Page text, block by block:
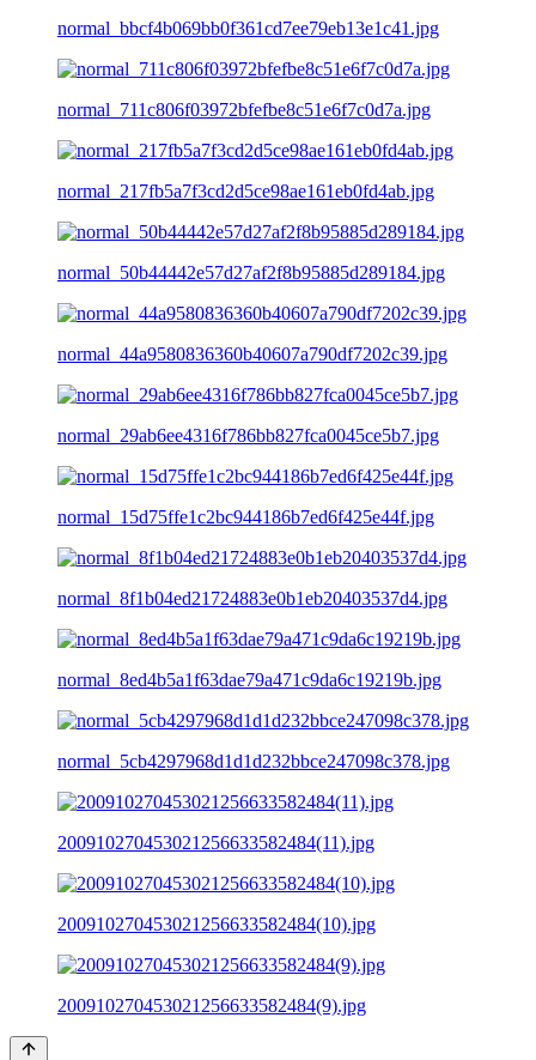
normal_bbcf4b069bb0f361cd7ee79eb13e1c41.jpg
normal_711c806f03972bfefbe8c51e6f7c0d7a.jpg
normal_217fb5a7f3cd2d5ce98ae161eb0fd4ab.jpg
normal_50b44442e57d27af2f8b95885d289184.jpg
normal_44a9580836360b40607a790df7202c39.jpg
normal_29ab6ee4316f786bb827fca0045ce5b7.jpg
normal_15d75ffe1c2bc944186b7ed6f425e44f.jpg
normal_8f1b04ed21724883e0b1eb20403537d4.jpg
normal_8ed4b5a1f63dae79a471c9da6c19219b.jpg
normal_5cb4297968d1d1d232bbce247098c378.jpg
200910270453021256633582484(11).jpg
200910270453021256633582484(10).jpg
200910270453021256633582484(9).jpg